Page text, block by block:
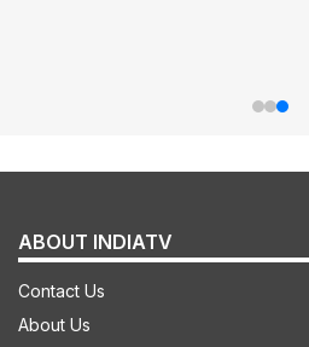
ABOUT INDIATV
Contact Us
About Us